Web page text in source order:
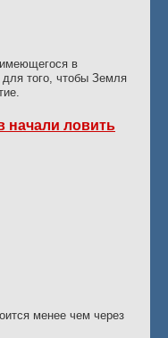
в
для того, чтобы Земля
начали ловить
менее чем через